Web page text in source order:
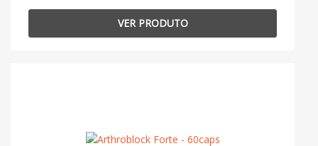
VER PRODUTO